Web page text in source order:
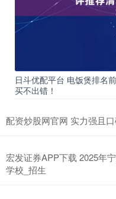
日斗优配平台 电饭煲排名
买不出错！
配资炒股网官网 实力强且
宏发证券APP下载 2025年
学校_招生